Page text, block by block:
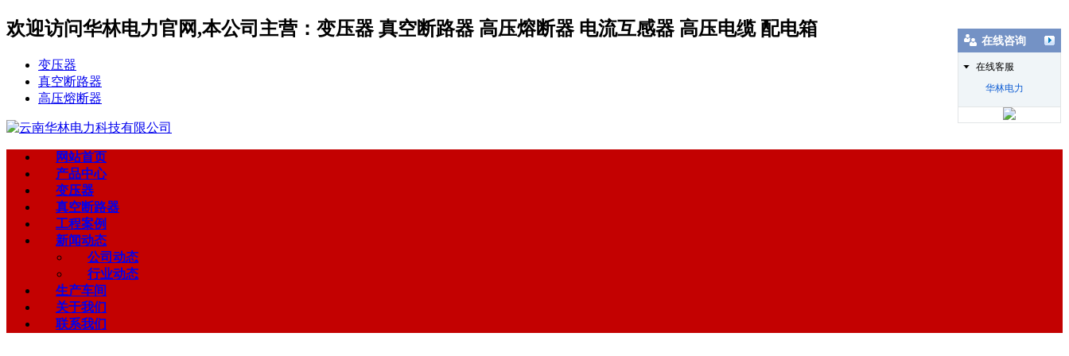
欢迎访问华林电力官网,本公司主营：变压器 真空断路器 高压熔断器 电流互感器 高压电缆 配电箱
变压器
真空断路器
高压熔断器
网站首页
产品中心
变压器
真空断路器
工程案例
新闻动态
公司动态
行业动态
生产车间
关于我们
联系我们
在线咨询
在线客服
华林电力